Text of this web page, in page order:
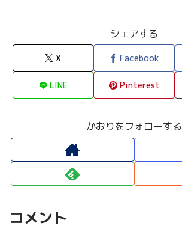
シェアする
X Facebook
LINE Pinterest
かおりをフォローする
コメント